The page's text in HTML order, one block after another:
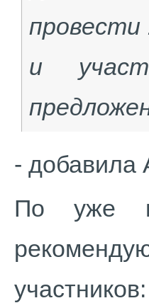
провести
и
- добавила
По уже
участников: